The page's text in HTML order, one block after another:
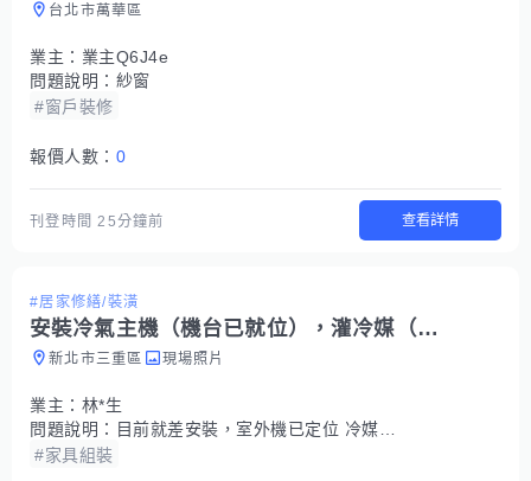
台北市萬華區
業主： 業主Q6J4e
問題說明： 紗窗
#窗戶裝修
報價人數： 0
刊登時間25分鐘前 查看詳情
#居家修繕/裝潢
安裝冷氣主機（機台已就位），灌冷媒（型號r410a)
新北市三重區 現場照片
業主： 林*生
問題說明：
目前就差安裝，室外機已定位 冷媒也需要灌，大約這樣而已時間的話目前早晚有人在都可以來施工
#家具組裝